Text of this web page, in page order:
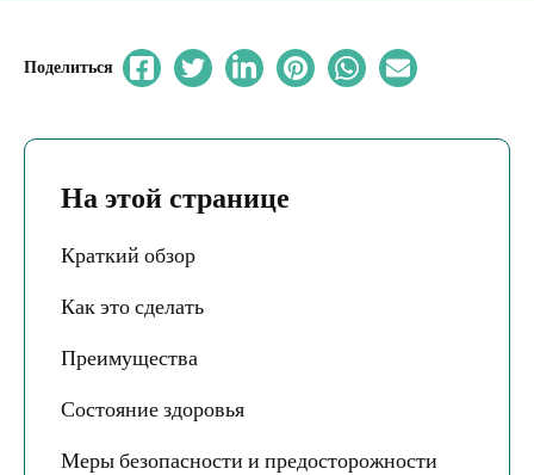
Поделиться
На этой странице
Краткий обзор
Как это сделать
Преимущества
Состояние здоровья
Меры безопасности и предосторожности